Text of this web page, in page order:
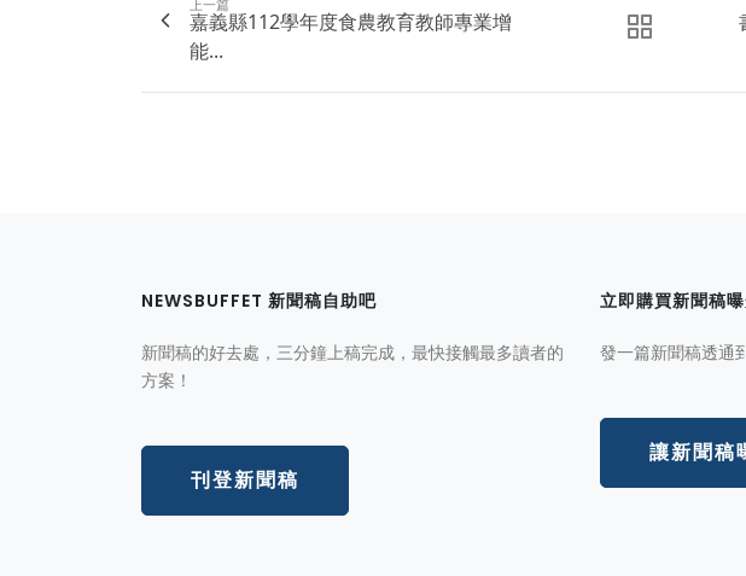
上一篇
嘉義縣112學年度食農教育教師專業增
能...
NEWSBUFFET 新聞稿自助吧
新聞稿的好去處，三分鐘上稿完成，最快接觸最多讀者的
方案！
刊登新聞稿
立即購買新聞稿
發一篇新聞稿透通
讓新聞稿